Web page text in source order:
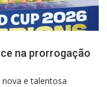
na prorrogação
e talentosa